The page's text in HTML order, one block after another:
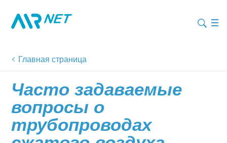
Главная страница
Часто задаваемые
вопросы о
трубопроводах